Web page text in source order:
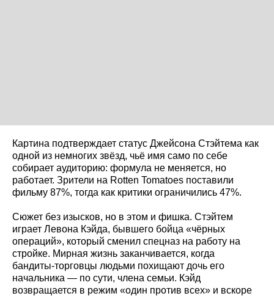
Картина подтверждает статус Джейсона Стэйтема как
одной из немногих звёзд, чьё имя само по себе
собирает аудиторию: формула не меняется, но
работает. Зрители на Rotten Tomatoes поставили
фильму 87%, тогда как критики ограничились 47%.
Сюжет без изысков, но в этом и фишка. Стэйтем
играет Левона Кэйда, бывшего бойца «чёрных
операций», который сменил спецназ на работу на
стройке. Мирная жизнь заканчивается, когда
бандиты‑торговцы людьми похищают дочь его
начальника — по сути, члена семьи. Кэйд
возвращается в режим «один против всех» и вскоре